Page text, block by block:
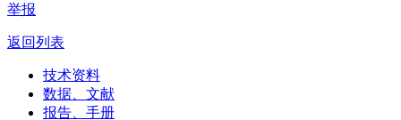
举报
返回列表
技术资料
数据、文献
报告、手册